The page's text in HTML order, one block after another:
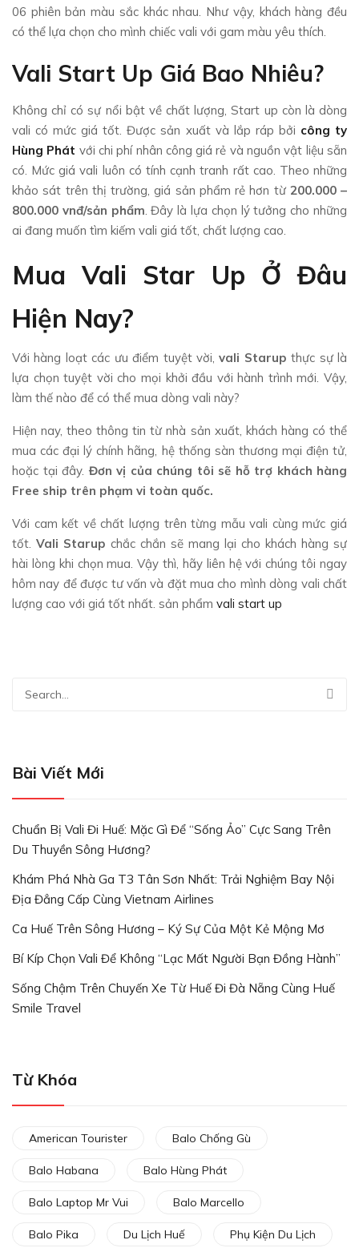
06 phiên bản màu sắc khác nhau. Như vậy, khách hàng đều
có thể lựa chọn cho mình chiếc vali với gam màu yêu thích.
Vali Start Up Giá Bao Nhiêu?
Không chỉ có sự nổi bật về chất lượng, Start up còn là dòng
vali có mức giá tốt. Được sản xuất và lắp ráp bởi công ty
Hùng Phát với chi phí nhân công giá rẻ và nguồn vật liệu sẵn
có. Mức giá vali luôn có tính cạnh tranh rất cao. Theo những
khảo sát trên thị trường, giá sản phẩm rẻ hơn từ 200.000 –
800.000 vnđ/sản phẩm. Đây là lựa chọn lý tưởng cho những
ai đang muốn tìm kiếm vali giá tốt, chất lượng cao.
Mua Vali Star Up Ở Đâu
Hiện Nay?
Với hàng loạt các ưu điểm tuyệt vời,vali Starupthực sự là
lựa chọn tuyệt vời cho mọi khởi đầu với hành trình mới. Vậy,
làm thế nào để có thể mua dòng vali này?
Hiện nay, theo thông tin từ nhà sản xuất, khách hàng có thể
mua các đại lý chính hãng, hệ thống sàn thương mại điện tử,
hoặc tại đây. Đơn vị của chúng tôi sẽ hỗ trợ khách hàng
Free ship trên phạm vi toàn quốc.
Với cam kết về chất lượng trên từng mẫu vali cùng mức giá
tốt. Vali Starup chắc chắn sẽ mang lại cho khách hàng sự
hài lòng khi chọn mua. Vậy thì, hãy liên hệ với chúng tôi ngay
hôm nay để được tư vấn và đặt mua cho mình dòng vali chất
lượng cao với giá tốt nhất. sản phẩm vali start up
Bài Viết Mới
Chuẩn Bị Vali Đi Huế: Mặc Gì Để “Sống Ảo” Cực Sang Trên
Du Thuyền Sông Hương?
Khám Phá Nhà Ga T3 Tân Sơn Nhất: Trải Nghiệm Bay Nội
Địa Đẳng Cấp Cùng Vietnam Airlines
Ca Huế Trên Sông Hương – Ký Sự Của Một Kẻ Mộng Mơ
Bí Kíp Chọn Vali Để Không “lạc Mất Người Bạn Đồng Hành”
Sống Chậm Trên Chuyến Xe Từ Huế Đi Đà Nẵng Cùng Huế
Smile Travel
Từ Khóa
American Tourister Balo Chống Gù
Balo Habana Balo Hùng Phát
Balo Laptop Mr Vui Balo Marcello
Balo Pika Du Lịch Huế Phụ Kiện Du Lịch